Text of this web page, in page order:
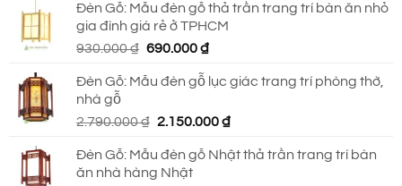
là:
990.000 ₫.
tại
là:
750.000 ₫.
Đèn Gỗ: Mẫu đèn gỗ thả trần trang trí bàn ăn nhỏ
gia đình giá rẻ ở TPHCM
930.000₫ Giá
là:
690.000₫Giá
tại
690.000 ₫.
Đèn Gỗ: Mẫu đèn gỗ lục giác trang trí phòng thờ,
nhà gỗ
2.790.000₫ Giá
là:
2.790.000 ₫.
2.150.000₫Giá
tại
Đèn Gỗ: Mẫu đèn gỗ Nhật thả trần trang trí bàn
ăn nhà hàng Nhật